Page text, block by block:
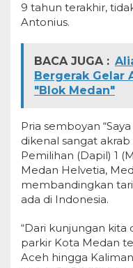
9 tahun terakhir,
Antonius.
BACA JUGA :
Bergerak Gelar
"Blok Medan"
Pria semboyan
dikenal sangat
Pemilihan (Dapil) 1
Medan Helvetia,
membandingkan
ada di Indonesia.
“Dari kunjungan kita
parkir Kota Medan
Aceh hingga